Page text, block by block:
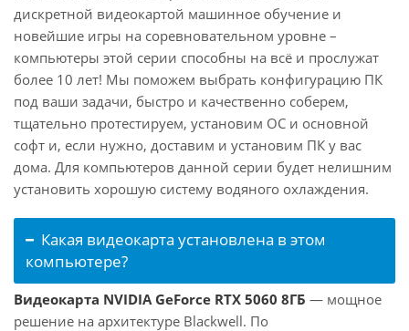
дискретной видеокартой машинное обучение и
новейшие игры на соревновательном уровне –
компьютеры этой серии способны на всё и прослужат
более 10 лет! Мы поможем выбрать конфигурацию ПК
под ваши задачи, быстро и качественно соберем,
тщательно протестируем, установим ОС и основной
софт и, если нужно, доставим и установим ПК у вас
дома. Для компьютеров данной серии будет нелишним
установить хорошую систему водяного охлаждения.
Какая видеокарта установлена в этом
компьютере?
Видеокарта NVIDIA GeForce RTX 5060 8ГБ — мощное
решение на архитектуре Blackwell. По